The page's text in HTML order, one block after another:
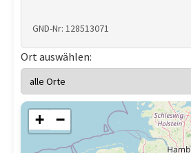
GND-Nr: 128513071
Ort auswählen:
+ −